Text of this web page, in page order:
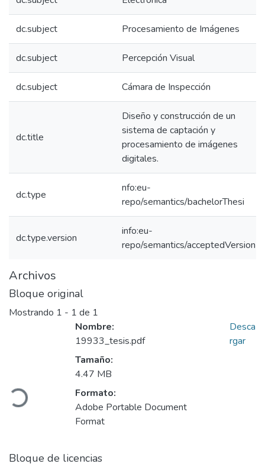
dc.subject Procesamiento de Imágenes
dc.subject Percepción Visual
dc.subject Cámara de Inspección
dc.title
Diseño y construcción de un
sistema de captación y
procesamiento de imágenes
digitales.
dc.type
nfo:eu-
repo/semantics/bachelorThesi
dc.type.version
info:eu-
repo/semantics/acceptedVersion
Archivos
Bloque original
Mostrando 1 - 1 de 1
Cargando...
Nombre:
19933_tesis.pdf
Tamaño:
4.47 MB
Formato:
Adobe Portable Document
Format
Desca
rgar
Bloque de licencias